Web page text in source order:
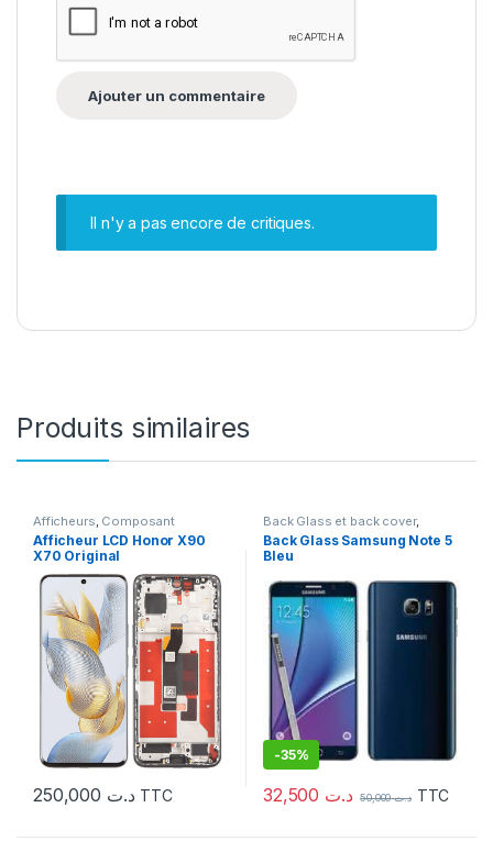
Il n'y a pas encore de critiques.
Produits similaires
Afficheurs Composant
Smartphone ,Honor
Afficheur LCD Honor X90
X70 Original
د.ت TTC
Back Glass et back cover,
Composant Smartphone ,
Samsung,Serie Note
Back Glass Samsung Note 5
Bleu
-35%
د.ت د.ت50,000 TTC